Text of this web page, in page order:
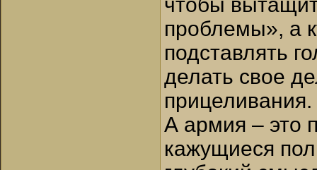
проблемы», а
подставлять
делать свое
А армия – это
кажущиеся